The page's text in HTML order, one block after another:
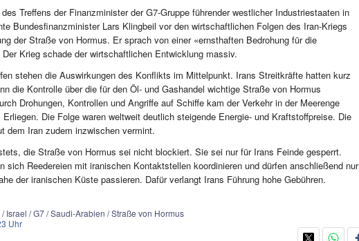
Treffens der Finanzminister der G7-Gruppe führender westlicher Industriestaaten in
Bundesfinanzminister Lars Klingbeil vor den wirtschaftlichen Folgen des Iran-Kriegs
der Straße von Hormus. Er sprach von einer «ernsthaften Bedrohung für die
Krieg schade der wirtschaftlichen Entwicklung massiv.
stehen die Auswirkungen des Konflikts im Mittelpunkt. Irans Streitkräfte hatten kurz
die Kontrolle über die für den Öl- und Gashandel wichtige Straße von Hormus
Drohungen, Kontrollen und Angriffe auf Schiffe kam der Verkehr in der Meerenge
Die Folge waren weltweit deutlich steigende Energie- und Kraftstoffpreise. Die
dem Iran zudem inzwischen vermint.
die Straße von Hormus sei nicht blockiert. Sie sei nur für Irans Feinde gesperrt.
sich Reedereien mit iranischen Kontaktstellen koordinieren und dürfen anschließend nur
der iranischen Küste passieren. Dafür verlangt Irans Führung hohe Gebühren.
Israel / G7 / Saudi-Arabien / Straße von Hormus
Uhr